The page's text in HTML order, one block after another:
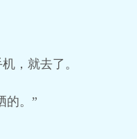
，就去了。
的。”